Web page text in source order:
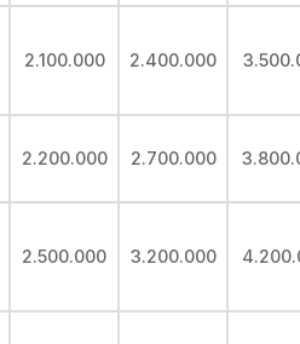
2.100.000 2.400.000
2.200.000 2.700.000
2.500.000 3.200.000